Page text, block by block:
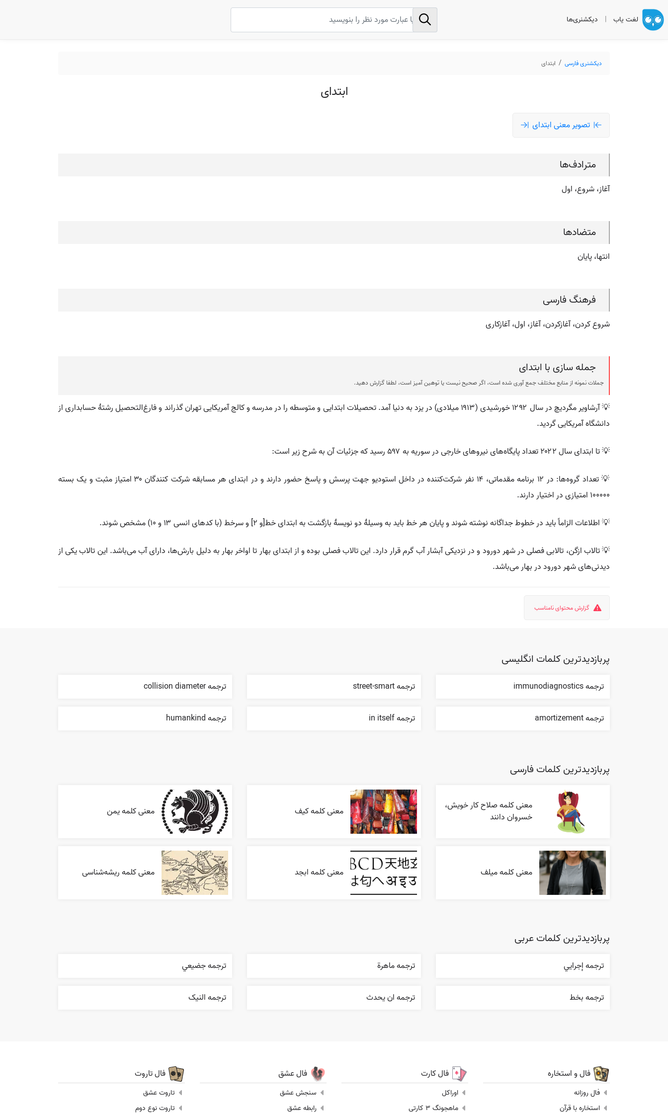
لغت یاب | دیکشنری‌ها
دیکشنری فارسی ابتدای
ابتدای
تصویر معنی ابتدای
مترادف‌ها
آغاز، شروع، اول
متضادها
انتها، پایان
فرهنگ فارسی
شروع کردن، آغازکردن، آغاز، اول، آغازکاری
جمله سازی با ابتدای
جملات نمونه از منابع مختلف جمع آوری شده است، اگر صحیح نیست یا توهین آمیز است، لطفا گزارش دهید.
💡 آرشاویر مگردیچ در سال ۱۲۹۲ خورشیدی (۱۹۱۳ میلادی) در یزد به دنیا آمد. تحصیلات ابتدایی و متوسطه را در مدرسه و کالج آمریکایی تهران گذراند و فارغ‌التحصیل رشتهٔ حسابداری از
دانشگاه آمریکایی گردید.
💡 تا ابتدای سال ۲۰۲۲ تعداد پایگاه‌های نیروهای خارجی در سوریه به ۵۹۷ رسید که جزئیات آن به شرح زیر است:
💡 تعداد گروه‌ها: در ۱۲ برنامه مقدماتی، ۱۴ نفر شرکت‌کننده در داخل استودیو جهت پرسش و پاسخ حضور دارند و در ابتدای هر مسابقه شرکت کنندگان ۳۰ امتیاز مثبت و یک بسته
۱۰۰۰۰۰ امتیازی در اختیار دارند.
💡 اطلاعات الزاماً باید در خطوط جداگانه نوشته شوند و پایان هر خط باید به وسیلهٔ دو نویسهٔ بازگشت به ابتدای خط[و ۲] و سرخط (با کدهای انسی ۱۳ و ۱۰) مشخص شوند.
💡 تالاب ازگن، تالابی فصلی در شهر دورود و در نزدیکی آبشار آب گرم قرار دارد. این تالاب فصلی بوده و از ابتدای بهار تا اواخر بهار به دلیل بارش‌ها، دارای آب می‌باشد. این تالاب یکی از
دیدنی‌های شهر دورود در بهار می‌باشد.
گزارش محتوای نامناسب
پربازدیدترین کلمات انگلیسی
ترجمه immunodiagnostics ترجمه street-smart ترجمه collision diameter
ترجمه amortizement ترجمه in itself ترجمه humankind
پربازدیدترین کلمات فارسی
معنی کلمه صلاح کار خویش،
خسروان دانند
معنی کلمه کیف معنی کلمه یمن
معنی کلمه میلف معنی کلمه ابجد معنی کلمه ریشه‌شناسی
پربازدیدترین کلمات عربی
ترجمه إجرایي ترجمه ماهرة ترجمه جضيعي
ترجمه بخط ترجمه ان يحدث ترجمه النیک
فال و استخاره
فال روزانه
استخاره با قرآن
فال کارت
اوراکل
ماهجونگ 3 کارتی
فال عشق
سنجش عشق
رابطه عشق
فال تاروت
تاروت عشق
تاروت نوع دوم